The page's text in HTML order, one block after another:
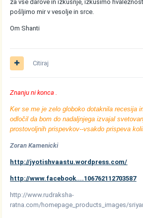
za vse darove in izkušnje, izkusimo
pošljimo mir v vesolje in srce.
Om Shanti
Citiraj
Znanju ni konca .
Ker se me je zelo globoko dotaknila recesija
odločil da bom do nadaljnjega izvajal
prostovoljnih prispevkov--vsakdo prispeva
Zoran Kamenicki
http://jyotishvaastu.wordpress.com/
http://www.facebook....106762112703587
http://www.rudraksha-
ratna.com/homepage_products_images/